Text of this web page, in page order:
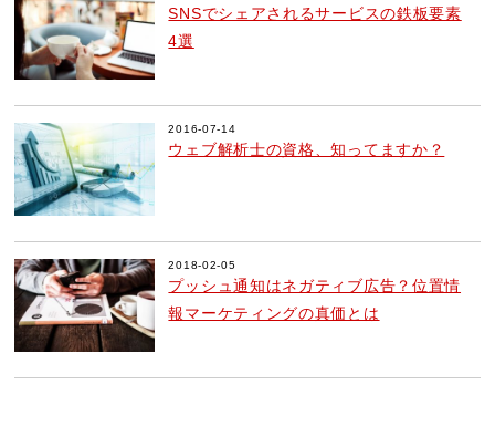
SNSでシェアされるサービスの鉄板要素
4選
2016-07-14
ウェブ解析士の資格、知ってますか？
2018-02-05
プッシュ通知はネガティブ広告？位置情
報マーケティングの真価とは